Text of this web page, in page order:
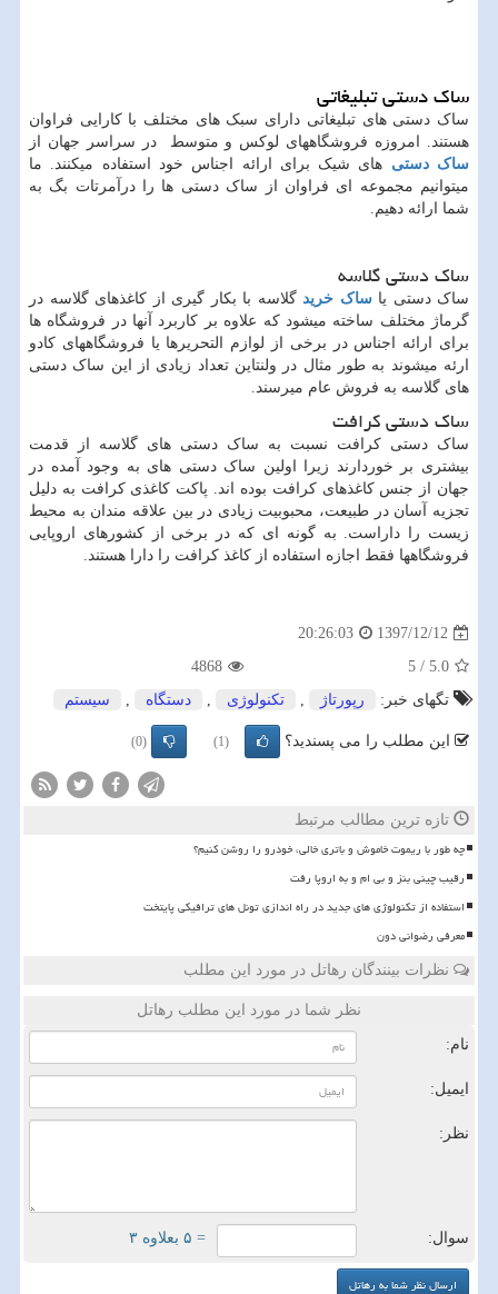
ساک دستی تبلیغاتی
ساک دستی های تبلیغاتی دارای سبک های مختلف با کارایی فراوان
هستند. امروزه فروشگاههای لوکس و متوسط در سراسر جهان از
ساک دستی های شیک برای ارائه اجناس خود استفاده میکنند. ما
میتوانیم مجموعه ای فراوان از ساک دستی ها را درآمرتات بگ به
شما ارائه دهیم.
ساک دستی گلاسه
ساک دستی یاساک خرید گلاسه با بکار گیری از کاغذهای گلاسه در
گرماژ مختلف ساخته میشود که علاوه بر کاربرد آنها در فروشگاه ها
برای ارائه اجناس در برخی از لوازم التحریرها یا فروشگاههای کادو
ارئه میشوند به طور مثال در ولنتاین تعداد زیادی از این ساک دستی
های گلاسه به فروش عام میرسند.
ساک دستی کرافت
ساک دستی کرافت نسبت به ساک دستی های گلاسه از قدمت
بیشتری بر خوردارند زیرا اولین ساک دستی های به وجود آمده در
جهان از جنس کاغذهای کرافت بوده اند. پاکت کاغذی کرافت به دلیل
تجزیه آسان در طبیعت، محبوبیت زیادی در بین علاقه مندان به محیط
زیست را داراست. به گونه ای که در برخی از کشورهای اروپایی
فروشگاهها فقط اجازه استفاده از کاغذ کرافت را دارا هستند.
1397/12/12
20:26:03
5.0
/
5
4868
تگهای خبر:
رپورتاژ , تكنولوژی , دستگاه , سیستم
این مطلب را می پسندید؟ (1)
(0)
تازه ترین مطالب مرتبط
چه طور با ریموت خاموش و باتری خالی، خودرو را روشن کنیم؟
رقیب چینی بنز و بی ام و به اروپا رفت
استفاده از تکنولوژی های جدید در راه اندازی تونل های ترافیکی پایتخت
معرفی رضوانی دون
نظرات بینندگان رهاتل در مورد این مطلب
نظر شما در مورد این مطلب رهاتل
نام:
ایمیل:
نظر:
سوال: = ۵ بعلاوه ۳